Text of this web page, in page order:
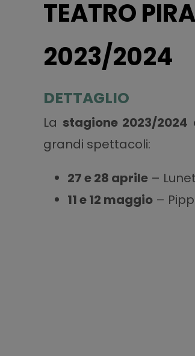
TEATRO
2023/2024
DETTAGLIO
La stagione 2023/2024
grandi spettacoli:
27 e 28 aprile–
11 e 12 maggio–